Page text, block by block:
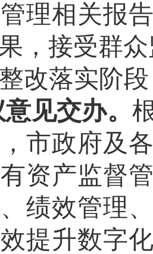
管理相关报
，接受群
整改落实阶
意见交办。
市政府及
资产监督
绩效管理
提升数字